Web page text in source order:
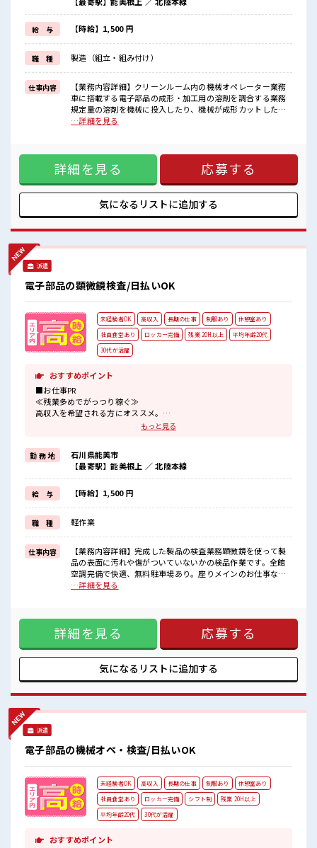
≪未経験の方も大カンゲイ≫
新しいことにチャレンジするのは不安だけど、
しっかり働く環境が整っています！
イチからスキルUP・ステップUP目指していきましょう！
≪収入アップを目指せる≫
高時給だらけの派遣のお仕事です！
■職場の雰囲気
20代活躍中のフレッシュな職場です☆
一息つける休憩スペースもあります！
職場にはロッカー完備！
稼ぎたい方は必見！
給 与 【時給】1,500 円
職 種 製造（組立・組み付け）
仕事内容
【業務内容詳細】クリーンルーム内の機械オペレーター業務
車に搭載する電子部品の成形・加工用の溶剤を調合する業務
規定量の溶剤を機械に投入したり、機械が成形カットした複
数のシートを手作業で重ね、機械に投入し圧着させます。動
つり稼ぐ≫ 高収入を希望される方にオススメ。 残業は月20時
間以上あります♪ ≪動きやすい制服アリ≫ 制服があるので、
毎日の服装の悩み解消♪ ≪未経験の方も大カンゲイ≫ 新しい
ことにチャレンジするのは不安だけど、 しっかり働く環境が
整っています！ イチからスキルUP・ステップUP目指してい
きましょう！ ≪収入アップを目指せる≫ 高時給だらけの派遣
場です☆ 一息つける休憩スペースもあります！ 職場にはロッ
カー完備！ 私物の置きすぎには注意が必要ですね★ 残業多
…詳細を見る
詳細を見る 応募する
気になるリストに追加する
派遣
電子部品の顕微鏡検査/日払いOK
未経験者OK 高収入 長期の仕事 制服あり
休憩室あり
社員食堂あり
ロッカー完備 残業 20H以上
平均年齢20代
30代が活躍
おすすめポイント
■お仕事PR
≪残業多めでがっつり稼ぐ≫
高収入を希望される方にオススメ。
残業は月20時間以上あります♪
制服があるので、
毎日の服装の悩み解消♪
≪未経験でも活躍できる≫
新しいことにチャレンジするのは不安だけど、
しっかり働く環境が整っています！
イチからスキルUP・ステップUP目指していきましょう！
≪収入アップを目指せる≫
高時給だらけの派遣のお仕事です！
■職場の雰囲気
20代活躍中のフレッシュな職場です☆
仕事の合間の息抜きは休憩室で♪
持ち物が多いあなたにもぴったり☆
稼ぎたい方は必見！
もっと見る
勤 務 地
石川県能美市
【最寄駅】能美根上 ／ 北陸本線
給 与 【時給】1,500 円
職 種 軽作業
仕事内容
【業務内容詳細】完成した製品の検査業務顕微鏡を使って製
品の表面に汚れや傷がついていないかの検品作業です。全館
空調完備で快適、無料駐車場あり。座りメインのお仕事なの
で、体力に自信がない方でも安心して働けます。【取扱製品
月20時間以上あります♪ ≪機能的な制服アリ≫ 制服があるの
で、 毎日の服装の悩み解消♪ ≪未経験でも活躍できる≫ 新し
いことにチャレンジするのは不安だけど、 しっかり働く環境
が整っています！ イチからスキルUP・ステップUP目指して
いきましょう！ ≪収入アップを目指せる≫ 高時給だらけの派
遣のお仕事です！ ■職場の雰囲気 20代活躍中のフレッシュな
なたにもぴったり☆ ロッカー付き職場♪ 残業多め！ 稼ぎたい
方は必見！
…詳細を見る
詳細を見る 応募する
気になるリストに追加する
派遣
電子部品の機械オペ・検査/日払いOK
未経験者OK 高収入 長期の仕事 制服あり
休憩室あり
社員食堂あり
ロッカー完備 シフト制
残業 20H以上
平均年齢20代
30代が活躍
おすすめポイント